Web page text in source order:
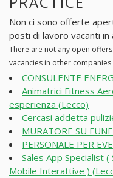
Non ci sono offerte
posti di lavoro vacanti
There are not any open
vacancies in other companies
CONSULENTE
Animatrici Fitness
esperienza (Lecco)
Cercasi addetta
MURATORE SU
PERSONALE PER
Sales App Specialist
Mobile Interattive )